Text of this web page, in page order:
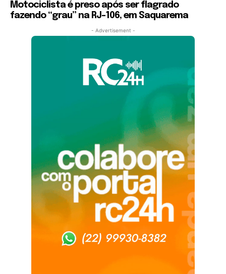
Motociclista é preso após ser flagrado
fazendo “grau” na RJ-106, em Saquarema
- Advertisement -